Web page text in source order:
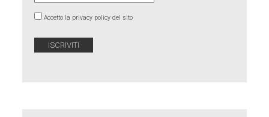
Accetto la privacy policy del sito